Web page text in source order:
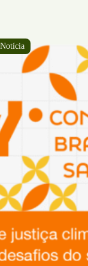
Sistema
de
Justiça:
públicas
para
operadores
do
direito